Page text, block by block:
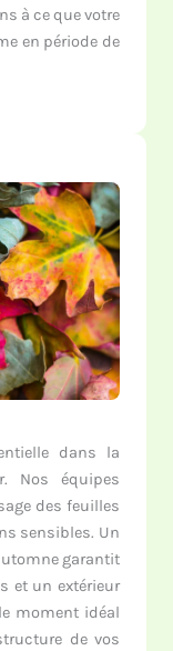
à ce que votre
en période de
dans la
Nos équipes
des feuilles
sensibles. Un
garantit
et un extérieur
moment idéal
de vos